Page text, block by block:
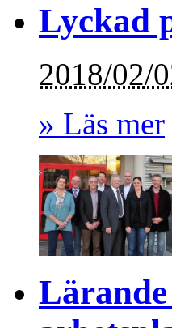
Lyckad
2018/02/
» Läs mer